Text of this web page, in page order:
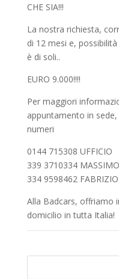
CHE SIA!!!
La nostra richiesta,
di 12 mesi e,
è di soli..
EURO 9.000!!!!
Per maggiori
appuntamento in
numeri
0144 715308 UFFICIO
339 3710334 MASSIMO
334 9598462 FABRIZIO
Alla Badcars, offriamo
domicilio in tutta Italia!